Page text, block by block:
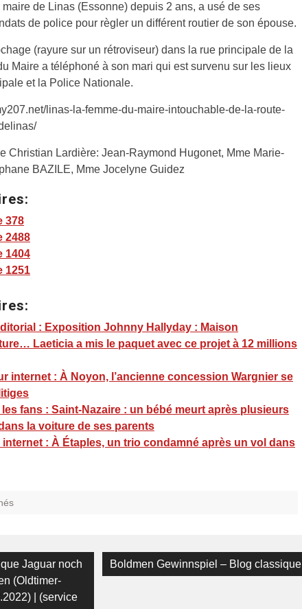
de Linas (Essonne) depuis 2 ans, a usé de ses
de police pour règler un différent routier de son épouse.
(rayure sur un rétroviseur) dans la rue principale de la
Maire a téléphoné à son mari qui est survenu sur les lieux
et la Police Nationale.
linas-la-femme-du-maire-intouchable-de-la-route-
Christian Lardière: Jean-Raymond Hugonet, Mme Marie-
BAZILE, Mme Jocelyne Guidez
378
2488
1404
1251
: Exposition Johnny Hallyday : Maison
Laeticia a mis le paquet avec ce projet à 12 millions
internet : À Noyon, l’ancienne concession Wargnier se
fans : Saint-Nazaire : un bébé meurt après plusieurs
la voiture de ses parents
internet : À Étaples, un trio condamné après un vol dans
Jaguar noch
(Oldtimer-
| (service
Next
post:
Boldmen Gewinnspiel – Blog classique